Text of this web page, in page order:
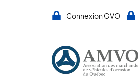
Connexion GVO